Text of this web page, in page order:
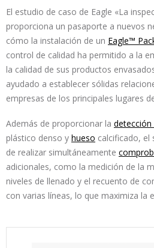
El estudio de caso de Eagle «La
proporciona un pasaporte a nuevos
cómo la instalación de un Eagle™
control de calidad ha permitido a la
la calidad de sus productos
ayudado a establecer sólidas
empresas de los principales lugares
Además de proporcionar la detección
plástico denso y hueso calcificado, el
de realizar simultáneamente
adicionales, como la medición de la
niveles de llenado y el recuento de
con varias líneas, lo que maximiza la